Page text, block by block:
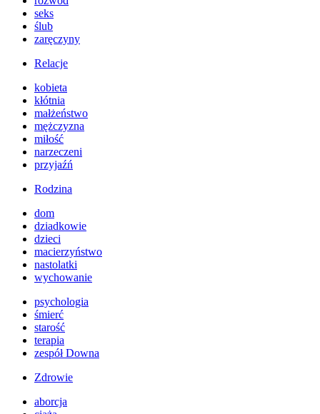
seks
ślub
zaręczyny
Relacje
kobieta
kłótnia
małżeństwo
mężczyzna
miłość
narzeczeni
przyjaźń
Rodzina
dom
dziadkowie
dzieci
macierzyństwo
nastolatki
wychowanie
psychologia
śmierć
starość
terapia
zespół Downa
Zdrowie
aborcja